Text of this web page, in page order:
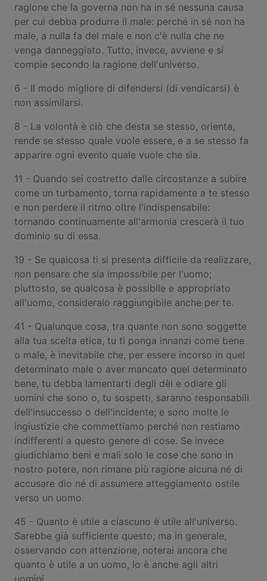
ragione che la governa non ha in sé nessuna causa
per cui debba produrre il male: perché in sé non ha
male, a nulla fa del male e non c'è nulla che ne
venga danneggiato. Tutto, invece, avviene e si
compie secondo la ragione dell'universo.
6 - Il modo migliore di difendersi (di vendicarsi) è
non assimilarsi.
8 - La volontà è ciò che desta se stesso, orienta,
rende se stesso quale vuole essere, e a se stesso fa
apparire ogni evento quale vuole che sia.
11 - Quando sei costretto dalle circostanze a subire
come un turbamento, torna rapidamente a te stesso
e non perdere il ritmo oltre l'indispensabile:
tornando continuamente all'armonia crescerà il tuo
dominio su di essa.
19 - Se qualcosa ti si presenta difficile da realizzare,
non pensare che sia impossibile per l'uomo;
piuttosto, se qualcosa è possibile e appropriato
all'uomo, consideralo raggiungibile anche per te.
41 - Qualunque cosa, tra quante non sono soggette
alla tua scelta etica, tu ti ponga innanzi come bene
o male, è inevitabile che, per essere incorso in quel
determinato male o aver mancato quel determinato
bene, tu debba lamentarti degli dèi e odiare gli
uomini che sono o, tu sospetti, saranno responsabili
dell'insuccesso o dell'incidente; e sono molte le
ingiustizie che commettiamo perché non restiamo
indifferenti a questo genere di cose. Se invece
giudichiamo beni e mali solo le cose che sono in
nostro potere, non rimane più ragione alcuna né di
accusare dio né di assumere atteggiamento ostile
verso un uomo.
45 - Quanto è utile a ciascuno è utile all'universo.
Sarebbe già sufficiente questo; ma in generale,
osservando con attenzione, noterai ancora che
quanto è utile a un uomo, lo è anche agli altri